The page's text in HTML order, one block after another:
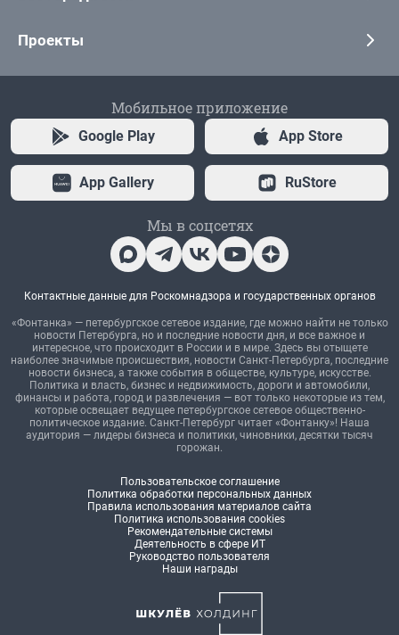
Проекты
Мобильное приложение
Google Play App Store
App Gallery RuStore
Мы в соцсетях
Контактные данные для Роскомнадзора и государственных органов
«Фонтанка» — петербургское сетевое издание, где можно найти не только
новости Петербурга, но и последние новости дня, и все важное и
интересное, что происходит в России и в мире. Здесь вы отыщете
наиболее значимые происшествия, новости Санкт-Петербурга, последние
новости бизнеса, а также события в обществе, культуре, искусстве.
Политика и власть, бизнес и недвижимость, дороги и автомобили,
финансы и работа, город и развлечения — вот только некоторые из тем,
которые освещает ведущее петербургское сетевое общественно-
политическое издание. Санкт-Петербург читает «Фонтанку»! Наша
аудитория — лидеры бизнеса и политики, чиновники, десятки тысяч
горожан.
Пользовательское соглашение
Политика обработки персональных данных
Правила использования материалов сайта
Политика использования cookies
Рекомендательные системы
Деятельность в сфере ИТ
Руководство пользователя
Наши награды